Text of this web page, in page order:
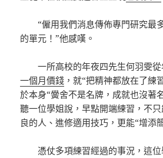
“僱用我們消息傳佈專門研究最
的單元！”他感嘆。
一所高校的年夜四先生何羽雯
一個月價錢 ，就“把精神都放在了練
於本身“黌舍不是名牌，成就也沒著
聽一位學姐說，早點開端練習，不
良的人、進修適用技巧，更能“增添
憑仗多項練習經過的事況，這